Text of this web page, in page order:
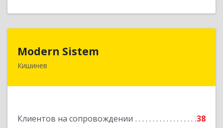
Modern Sistem
Кишинев
Клиентов на сопровождении
38
МОЛДОВА, РЕСПУБЛИКА , MD-2004, г. Кишинев,
Подробнее